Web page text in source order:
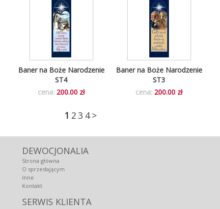
Baner na Boże Narodzenie
ST3
cena: 200.00 zł
Baner na Boże Narodzenie
ST4
cena: 200.00 zł
1 2 3 4>
DEWOCJONALIA
Strona główna
O sprzedającym
Inne
Kontakt
SERWIS KLIENTA